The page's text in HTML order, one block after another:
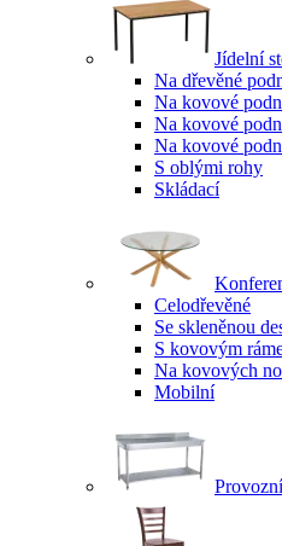
Jídelní
Na dřevěné
Na kovové
Na kovové
Na kovové
S oblými rohy
Skládací
Celodřevěné
Se skleněnou
S kovovým
Na kovových
Mobilní